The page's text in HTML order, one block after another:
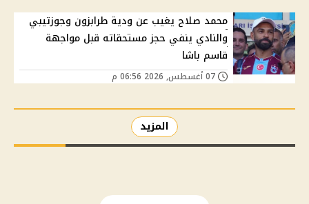
محمد صلاح يغيب عن ودية طرابزون وجوزتيبي
والنادي ينفي حجز مستحقاته قبل مواجهة
قاسم باشا
المزيد